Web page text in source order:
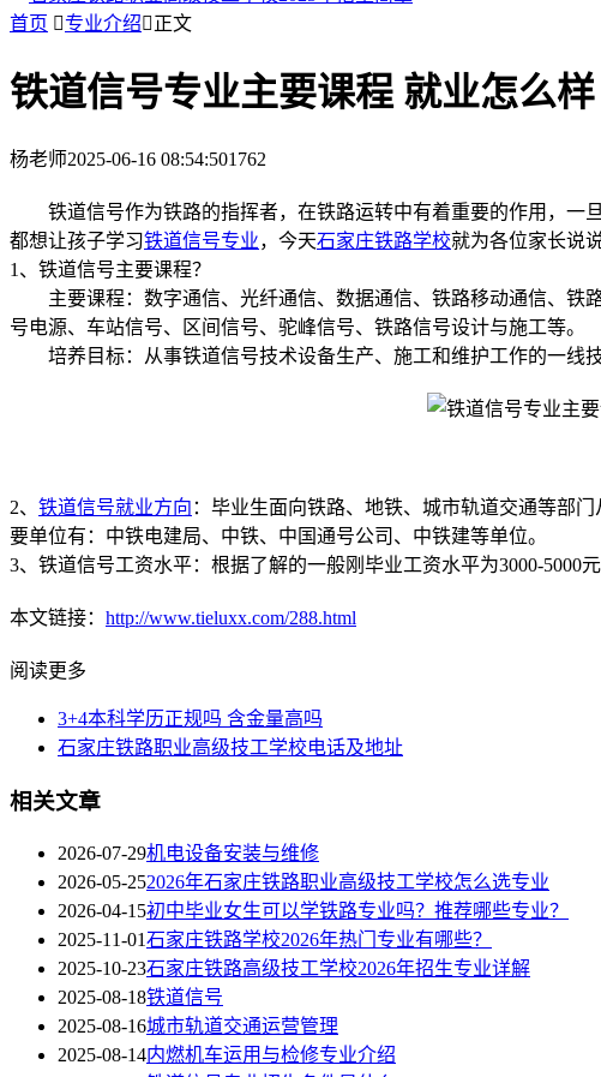
首页 专业介绍正文
铁道信号专业主要课程 就业怎么样
杨老师2025-06-16 08:54:501762
铁道信号作为铁路的指挥者，在铁路运转中有着重要的作用，一
都想让孩子学习铁道信号专业，今天石家庄铁路学校就为各位家长说
1、铁道信号主要课程？
主要课程：数字通信、光纤通信、数据通信、铁路移动通信、铁
号电源、车站信号、区间信号、驼峰信号、铁路信号设计与施工等。
培养目标：从事铁道信号技术设备生产、施工和维护工作的一线技
2、 铁道信号就业方向 ：毕业生面向铁路、地铁、城市轨道交通等部
要单位有：中铁电建局、中铁、中国通号公司、中铁建等单位。
3、铁道信号工资水平：根据了解的一般刚毕业工资水平为3000-5000
本文链接： http://www.tieluxx.com/288.html
阅读更多
3+4本科学历正规吗 含金量高吗
石家庄铁路职业高级技工学校电话及地址
相关文章
2026-07-29机电设备安装与维修
2026-05-252026年石家庄铁路职业高级技工学校怎么选专业
2026-04-15初中毕业女生可以学铁路专业吗？推荐哪些专业？
2025-11-01石家庄铁路学校2026年热门专业有哪些？
2025-10-23石家庄铁路高级技工学校2026年招生专业详解
2025-08-18铁道信号
2025-08-16城市轨道交通运营管理
2025-08-14内燃机车运用与检修专业介绍